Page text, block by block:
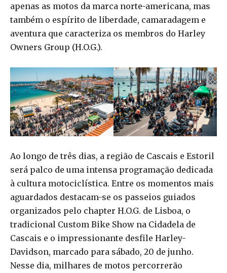
apenas as motos da marca norte-americana, mas
também o espírito de liberdade, camaradagem e
aventura que caracteriza os membros do Harley
Owners Group (H.O.G.).
Ao longo de três dias, a região de Cascais e Estoril
será palco de uma intensa programação dedicada
à cultura motociclística. Entre os momentos mais
aguardados destacam-se os passeios guiados
organizados pelo chapter H.O.G. de Lisboa, o
tradicional Custom Bike Show na Cidadela de
Cascais e o impressionante desfile Harley-
Davidson, marcado para sábado, 20 de junho.
Nesse dia, milhares de motos percorrerão